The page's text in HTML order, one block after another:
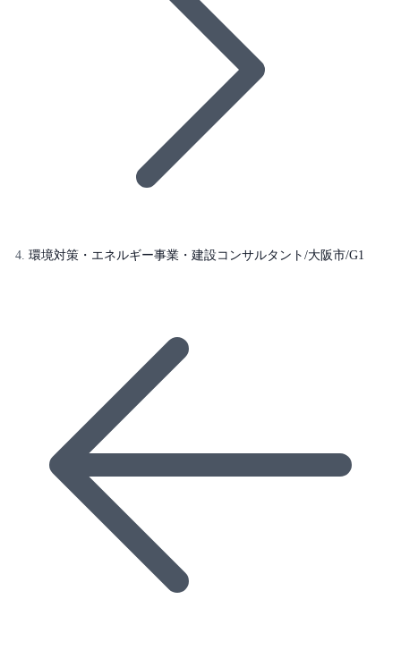
環境対策・エネルギー事業・建設コンサルタント/大阪市/G1